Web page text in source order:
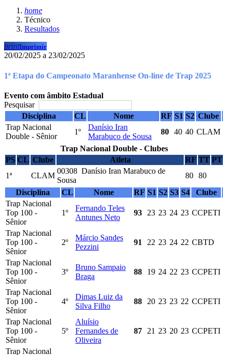
home
Técnico
Resultados
printImprimir
20/02/2025 a 23/02/2025
1ª Etapa do Campeonato Maranhense On-line de Trap 2025
Evento com âmbito Estadual
Pesquisar
Disciplina
CL Nome RF S1 S2 Clube
Trap Nacional
Double - Sênior
1º
Danísio Iran
Marabuco de Sousa
80 40 40 CLAM
Trap Nacional Double - Clubes
PS CL Clube Atleta RF TT PT
1ª
CLAM
00308 Danísio Iran Marabuco de
Sousa
80 80
Disciplina
CL Nome RF S1 S2 S3 S4
Clube
Trap Nacional
Top 100 -
Sênior
1º
Fernando Teles
Antunes Neto
93 23 23 24 23 CCPETI
Trap Nacional
Top 100 -
Sênior
2º
Márcio Sandes
Pezzini
91 22 23 24 22 CBTD
Trap Nacional
Top 100 -
Sênior
3º
Bruno Sampaio
Braga
88 19 24 22 23 CCPETI
Trap Nacional
Top 100 -
Sênior
4º
Dimas Luiz da
Silva Filho
88 20 23 23 22 CCPETI
Trap Nacional
Top 100 -
Sênior
5º
Aluísio
Fernandes de
Oliveira
87 21 23 20 23 CCPETI
Trap Nacional